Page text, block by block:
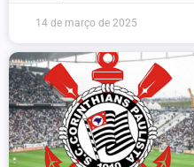
14 de março de 2025